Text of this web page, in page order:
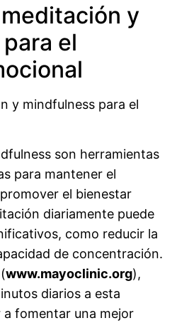
y
el
y mindfulness para el
son herramientas
para mantener el
el bienestar
diariamente puede
como reducir la
de concentración.
www.mayoclinic.org),
diarios a esta
fomentar una mejor